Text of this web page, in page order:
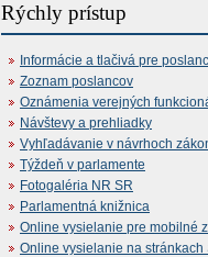
Rýchly prístup
Informácie a tlačivá pre
Zoznam poslancov
Oznámenia verejných
Návštevy a prehliadky
Vyhľadávanie v návrhoch
Týždeň v parlamente
Fotogaléria NR SR
Parlamentná knižnica
Online vysielanie pre mobilné
Online vysielanie na stránkach